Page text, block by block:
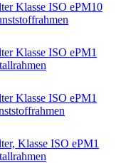
Klasse ISO ePM10
Klasse ISO ePM1
Klasse ISO ePM1
Klasse ISO ePM1